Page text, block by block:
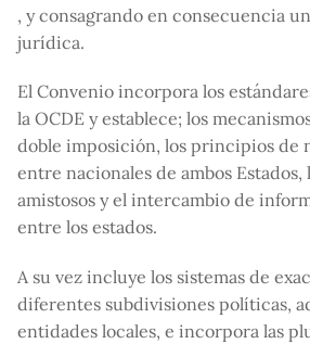
, y consagrando en consecuencia
jurídica.
El Convenio incorpora los
la OCDE y establece; los
doble imposición, los principios de
entre nacionales de ambos
amistosos y el intercambio de
entre los estados.
A su vez incluye los sistemas de
diferentes subdivisiones políticas,
entidades locales, e incorpora las